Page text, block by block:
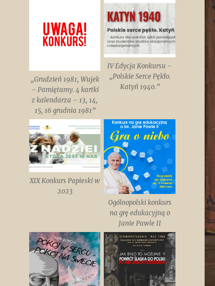
„Grudzień 1981, Wujek
– Pamiętamy. 4 kartki
z kalendarza – 13, 14,
15, 16 grudnia 1981”
IV Edycja Konkursu –
„Polskie Serce Pękło.
Katyń 1940.”
XIX Konkurs Papieski w
2023
Ogólnopolski konkurs
na grę edukacyjną o
Janie Pawle II